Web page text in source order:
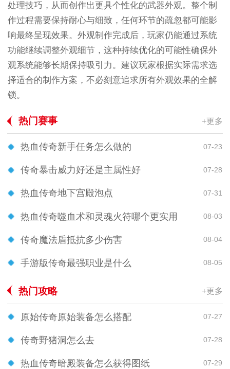
处理技巧，从而创作出更具个性化的武器外观。整个制
作过程需要保持耐心与细致，任何环节的疏忽都可能影
响最终呈现效果。外观制作完成后，玩家仍能通过系统
功能继续调整外观细节，这种持续优化的可能性确保外
观系统能够长期保持吸引力。建议玩家根据实际需求选
择适合的制作方案，不必刻意追求所有外观效果的全解
锁。
热门赛事 +更多
热血传奇新手任务怎么做的 07-23
传奇暴击威力好还是主属性好 07-28
热血传奇地下宫殿泡点 07-31
热血传奇噬血术和灵魂火符哪个更实用 08-03
传奇魔法盾抵抗多少伤害 08-04
手游版传奇最强职业是什么 08-05
热门攻略 +更多
原始传奇原始装备怎么搭配 07-27
传奇野猪洞怎么去 07-28
热血传奇暗殿装备怎么获得图纸 07-29